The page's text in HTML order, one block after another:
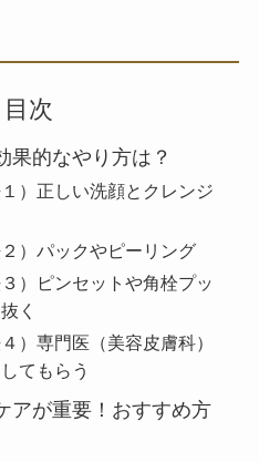
目次
果的なやり方は？
）正しい洗顔とクレンジ
）パックやピーリング
）ピンセットや角栓プッ
く
）専門医（美容皮膚科）
てもらう
アが重要！おすすめ方